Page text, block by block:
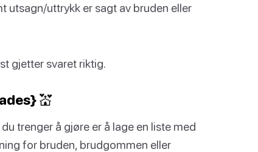
utsagn/uttrykk er sagt av bruden eller
gjetter svaret riktig.
💒
trenger å gjøre er å lage en liste med
for bruden, brudgommen eller